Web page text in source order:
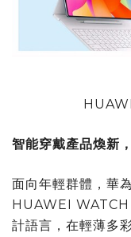
智能穿戴產品煥新
面向年輕群體，華
HUAWEI WATCH
計語言，在輕薄多